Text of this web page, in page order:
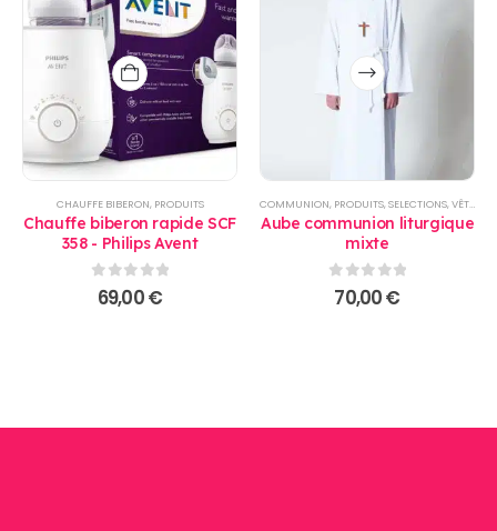
CHAUFFE BIBERON, PRODUITS
Chauffe biberon rapide SCF
358 - Philips Avent
0sur 5
69,00€
Ce
produit
a
plusieurs
Les
options
peuvent
être
choisies
sur
la
COMMUNION, PRODUITS,SELECTIONS,VÊTEMENT ENFANTS
Aube communion liturgique
mixte
0sur 5
70,00€